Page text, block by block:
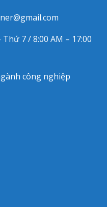
7 / 8:00 AM – 17:00
công nghiệp